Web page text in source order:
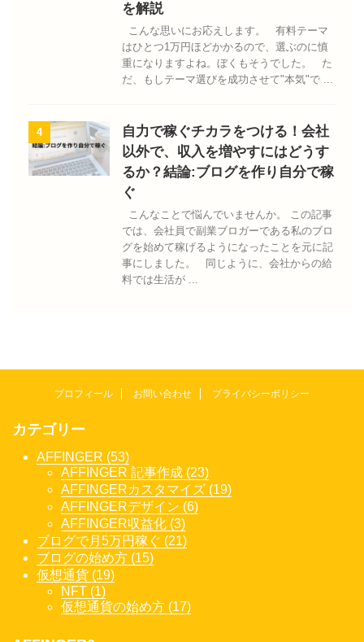
を解説
こんな思いにお応えします。 有料テーマ
はひとつ1万円ほどかかるので、選ぶのに慎
重になりますよね。ぼくもそうでした。 た
だ、もしテーマ選びを成功させて"本気"で ...
4
自力で稼ぐチカラをつける！会社
以外で、収入を増やすにはどうす
るか？結論:ブログを作り自分で稼
ぐ
こんなことで悩んでいませんか。 この記事
では、会社員で副業ブロガーである私のブロ
グを始めて稼げるようになったことを元に記
事にしました。 同じように、会社からの給
料では生活が ...
プロフィール お問い合わせ プライバシーポリシー
カテゴリー
AFFINGER (53)
AFFINGER 記事作成 (23)
AFFINGERカスタマイズ (19)
AFFINGERデザイン (6)
AFFINGER収益化 (3)
ブログで月5万円稼ぐ (21)
ブログの始め方 (15)
仮想通貨 (19)
NFT (1)
仮想通貨の始め方 (17)